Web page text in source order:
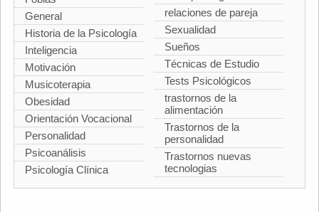
General
Historia de la Psicología
Inteligencia
Motivación
Musicoterapia
Obesidad
Orientación Vocacional
Personalidad
Psicoanálisis
Psicología Clínica
relaciones de pareja
Sexualidad
Sueños
Técnicas de Estudio
Tests Psicológicos
trastornos de la
alimentación
Trastornos de la
personalidad
Trastornos nuevas
tecnologias